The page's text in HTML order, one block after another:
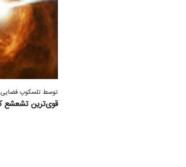
توسط تلسکوپ
قوی‌ترین تشعشع